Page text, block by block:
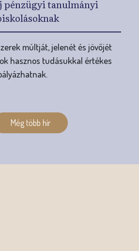
pénzügyi tanulmányi
múltját, jelenét és jövőjét
hasznos tudásukkal értékes
Még több hír